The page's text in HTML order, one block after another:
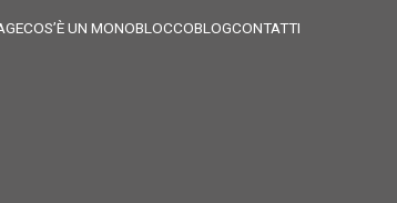
COS’È UN MONOBLOCCOBLOGCONTATTI